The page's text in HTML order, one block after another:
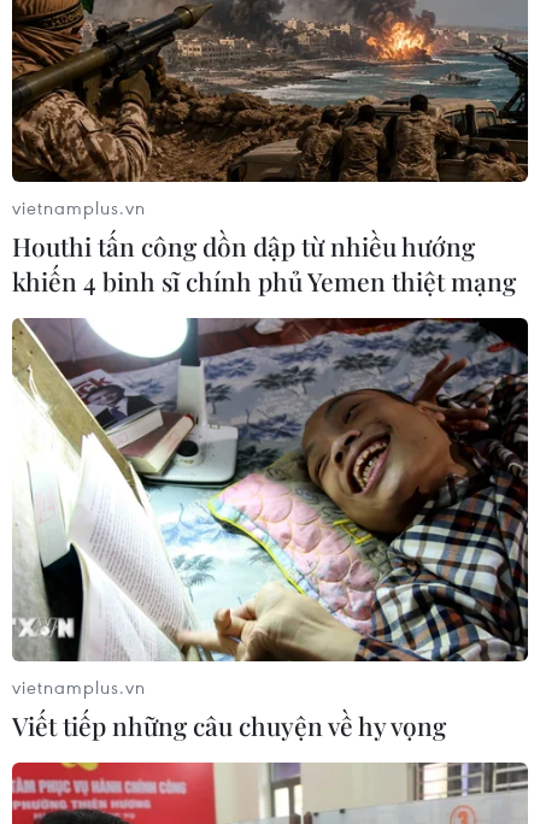
vietnamplus.vn
Houthi tấn công dồn dập từ nhiều hướng
khiến 4 binh sĩ chính phủ Yemen thiệt mạng
vietnamplus.vn
Viết tiếp những câu chuyện về hy vọng